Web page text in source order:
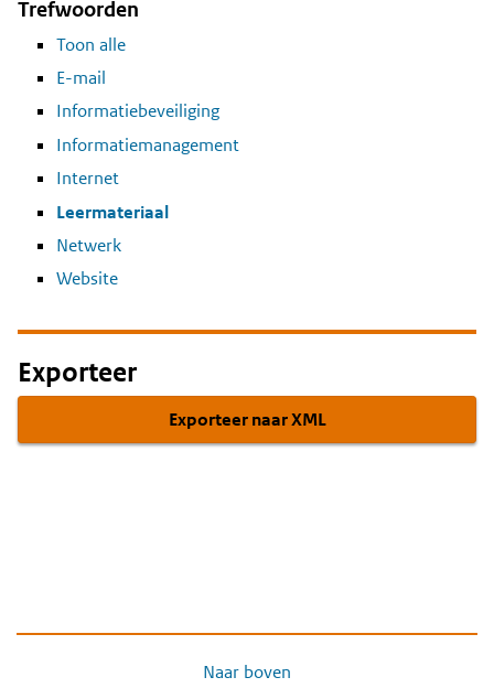
Trefwoorden
Toon alle
E-mail
Informatiebeveiliging
Informatiemanagement
Internet
Leermateriaal
Netwerk
Website
Exporteer
Exporteer naar XML
Naar boven